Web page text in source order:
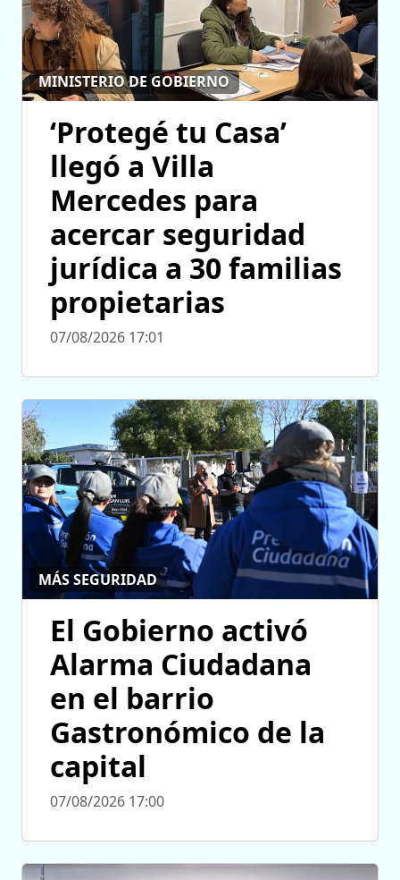
MINISTERIO DE GOBIERNO
‘Protegé tu Casa’
llegó a Villa
Mercedes para
acercar seguridad
jurídica a 30 familias
propietarias
07/08/2026 17:01
MÁS SEGURIDAD
El Gobierno activó
Alarma Ciudadana
en el barrio
Gastronómico de la
capital
07/08/2026 17:00